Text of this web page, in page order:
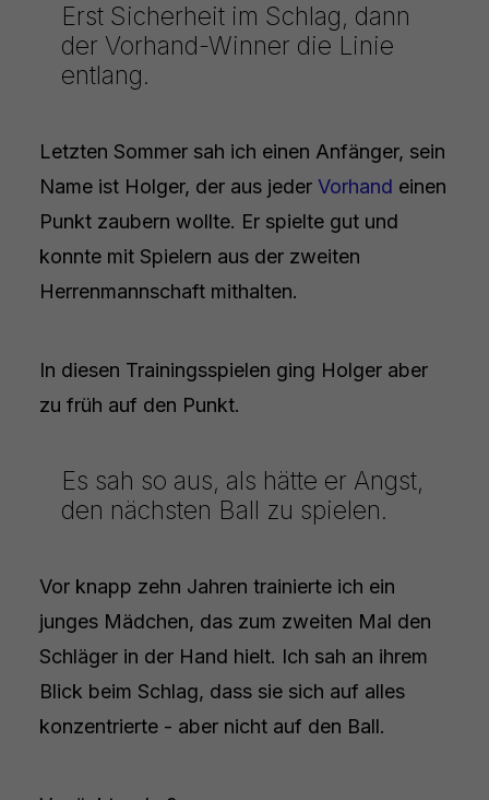
Erst Sicherheit im Schlag, dann
der Vorhand-Winner die Linie
entlang.
Letzten Sommer sah ich einen Anfänger, sein
Name ist Holger, der aus jeder Vorhand einen
Punkt zaubern wollte. Er spielte gut und
konnte mit Spielern aus der zweiten
Herrenmannschaft mithalten.
In diesen Trainingsspielen ging Holger aber
zu früh auf den Punkt.
Es sah so aus, als hätte er Angst,
den nächsten Ball zu spielen.
Vor knapp zehn Jahren trainierte ich ein
junges Mädchen, das zum zweiten Mal den
Schläger in der Hand hielt. Ich sah an ihrem
Blick beim Schlag, dass sie sich auf alles
konzentrierte - aber nicht auf den Ball.